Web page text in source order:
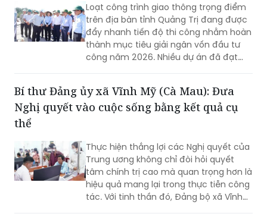
Loạt công trình giao thông trọng điểm
trên địa bàn tỉnh Quảng Trị đang được
đẩy nhanh tiến độ thi công nhằm hoàn
thành mục tiêu giải ngân vốn đầu tư
công năm 2026. Nhiều dự án đã đạt
giải phóng mặt bằng vẫn là "nút thắt"
cần sớm tháo gỡ để bảo đảm tiến độ
Bí thư Đảng ủy xã Vĩnh Mỹ (Cà Mau): Đưa
Nghị quyết vào cuộc sống bằng kết quả cụ
thể
Thực hiện thắng lợi các Nghị quyết của
Trung ương không chỉ đòi hỏi quyết
tâm chính trị cao mà quan trọng hơn là
hiệu quả mang lại trong thực tiễn công
tác. Với tinh thần đó, Đảng bộ xã Vĩnh